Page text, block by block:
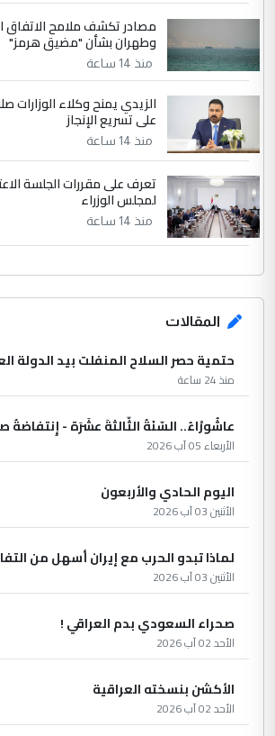
مصادر تكشف ملامح
وطهران بشأن "مضيق هرمز"
منذ 14 ساعة
الزيدي يمنح وكلاء
على تسريع الإنجاز
منذ 14 ساعة
تعرف على مقررات الجلسة
لمجلس الوزراء
منذ 14 ساعة
المقالات
حتمية حصر السلاح المنفلت بيد الدولة
منذ 24 ساعة
عاشُورْاءُ.. السّنَةُ الثّالثةَ عشَرَة -
الأربعاء 05 آب 2026
اليوم الحادي والأربعون
الأثنين 03 آب 2026
لماذا تبدو الحرب مع إيران أسهل من
الأثنين 03 آب 2026
صحراء السعودي بدم العراقي !
الأحد 02 آب 2026
الأكشن بنسخته العراقية
الأحد 02 آب 2026